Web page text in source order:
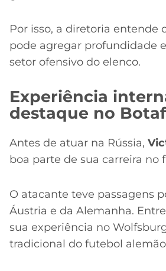
Por isso, a diretoria entende
pode agregar profundidade
setor ofensivo do elenco.
Experiência
destaque no
Antes de atuar na Rússia,
boa parte de sua carreira no
O atacante teve passagens
Áustria e da Alemanha.
sua experiência no
tradicional do futebol